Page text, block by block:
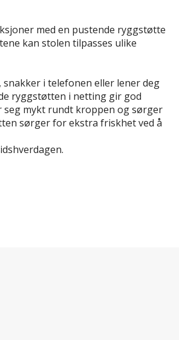
med en pustende ryggstøtte
kan stolen tilpasses ulike
i telefonen eller lener deg
ryggstøtten i netting gir god
mykt rundt kroppen og sørger
sørger for ekstra friskhet ved å